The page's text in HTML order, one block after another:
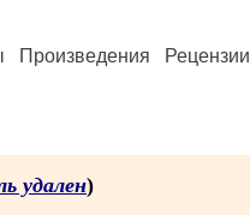
Произведения Рецензии
удален)